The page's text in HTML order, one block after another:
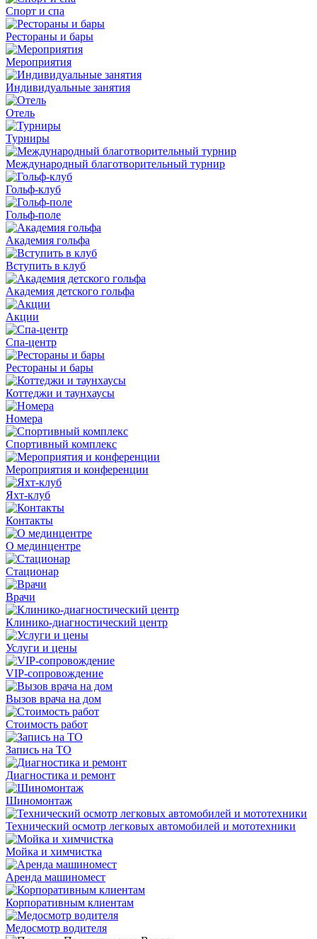
Спорт и спа
Рестораны и бары
Мероприятия
Индивидуальные занятия
Отель
Турниры
Международный благотворительный турнир
Гольф-клуб
Гольф-поле
Академия гольфа
Вступить в клуб
Академия детского гольфа
Акции
Спа-центр
Рестораны и бары
Коттеджи и таунхаусы
Номера
Спортивный комплекс
Мероприятия и конференции
Яхт-клуб
Контакты
О мединцентре
Стационар
Врачи
Клинико-диагностический центр
Услуги и цены
VIP-сопровождение
Вызов врача на дом
Стоимость работ
Запись на ТО
Диагностика и ремонт
Шиномонтаж
Технический осмотр легковых автомобилей и мототехники
Мойка и химчистка
Аренда машиномест
Корпоративным клиентам
Медосмотр водителя